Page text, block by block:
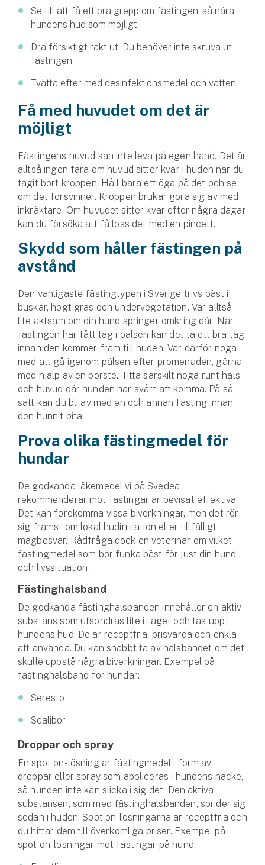
Hyresrättsförsäkring
Fritidshusförsäkring
Bilförsäkring för företag
Släpvagnsförsäkring
Drönarförsäkring
För förmedlare
Kommunolycksfall
Försäkring via förmedlare
Se alla försäkringar
Se till att få ett bra grepp om fästingen, så nära
hundens hud som möjligt.
Dra försiktigt rakt ut. Du behöver inte skruva ut
fästingen.
Tvätta efter med desinfektionsmedel och vatten.
Få med huvudet om det är
möjligt
Fästingens huvud kan inte leva på egen hand. Det är
alltså ingen fara om huvud sitter kvar i huden när du
tagit bort kroppen. Håll bara ett öga på det och se
om det försvinner. Kroppen brukar göra sig av med
inkräktare. Om huvudet sitter kvar efter några dagar
kan du försöka att få loss det med en pincett.
Skydd som håller fästingen på
avstånd
Den vanligaste fästingtypen i Sverige trivs bäst i
buskar, högt gräs och undervegetation. Var alltså
lite aktsam om din hund springer omkring där. När
fästingen har fått tag i pälsen kan det ta ett bra tag
innan den kommer fram till huden. Var därför noga
med att gå igenom pälsen efter promenaden, gärna
med hjälp av en borste. Titta särskilt noga runt hals
och huvud där hunden har svårt att komma. På så
sätt kan du bli av med en och annan fästing innan
den hunnit bita.
Prova olika fästingmedel för
hundar
De godkända läkemedel vi på Svedea
rekommenderar mot fästingar är bevisat effektiva.
Det kan förekomma vissa biverkningar, men det rör
sig främst om lokal hudirritation eller tillfälligt
magbesvär. Rådfråga dock en veterinär om vilket
fästingmedel som bör funka bäst för just din hund
och livssituation.
Fästinghalsband
De godkända fästinghalsbanden innehåller en aktiv
substans som utsöndras lite i taget och tas upp i
hundens hud. De är receptfria, prisvärda och enkla
att använda. Du kan snabbt ta av halsbandet om det
skulle uppstå några biverkningar. Exempel på
fästinghalsband för hundar:
Seresto
Scalibor
Droppar och spray
En spot on-lösning är fästingmedel i form av
droppar eller spray som appliceras i hundens nacke,
så hunden inte kan slicka i sig det. Den aktiva
substansen, som med fästinghalsbanden, sprider sig
sedan i huden. Spot on-lösningarna är receptfria och
du hittar dem till överkomliga priser. Exempel på
spot on-lösningar mot fästingar på hund: